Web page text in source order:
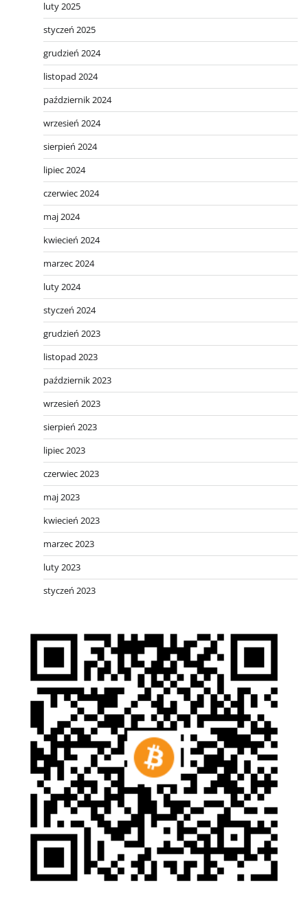
luty 2025
styczeń 2025
grudzień 2024
listopad 2024
październik 2024
wrzesień 2024
sierpień 2024
lipiec 2024
czerwiec 2024
maj 2024
kwiecień 2024
marzec 2024
luty 2024
styczeń 2024
grudzień 2023
listopad 2023
październik 2023
wrzesień 2023
sierpień 2023
lipiec 2023
czerwiec 2023
maj 2023
kwiecień 2023
marzec 2023
luty 2023
styczeń 2023